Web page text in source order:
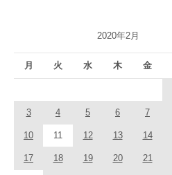
2020年2月
月 火 水 木 金
3 4 5 6 7
10 11 12 13 14
17 18 19 20 21